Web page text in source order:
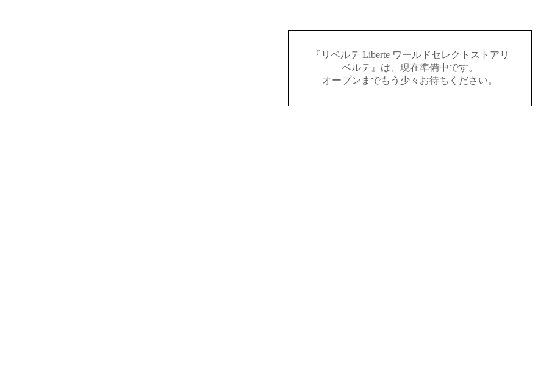
『リベルテ Liberte ワールドセレクトストアリ
ベルテ』は、現在準備中です。
オープンまでもう少々お待ちください。